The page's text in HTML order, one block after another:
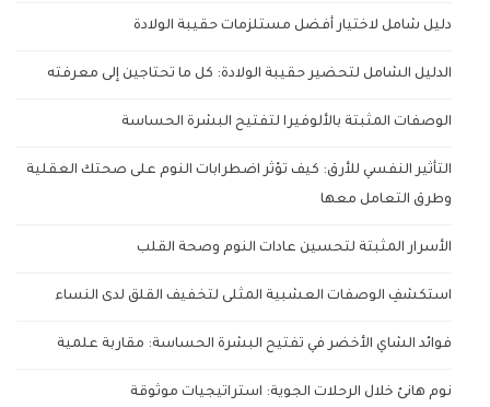
دليل شامل لاختيار أفضل مستلزمات حقيبة الولادة
الدليل الشامل لتحضير حقيبة الولادة: كل ما تحتاجين إلى معرفته
الوصفات المثبتة بالألوفيرا لتفتيح البشرة الحساسة
التأثير النفسي للأرق: كيف تؤثر اضطرابات النوم على صحتك العقلية
وطرق التعامل معها
الأسرار المثبتة لتحسين عادات النوم وصحة القلب
استكشفِ الوصفات العشبية المثلى لتخفيف القلق لدى النساء
فوائد الشاي الأخضر في تفتيح البشرة الحساسة: مقاربة علمية
نوم هانئ خلال الرحلات الجوية: استراتيجيات موثوقة